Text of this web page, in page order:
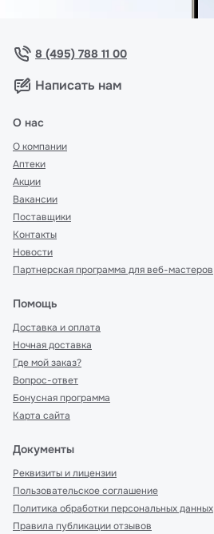
8 (495) 788 11 00
Написать нам
О нас
О компании
Аптеки
Акции
Вакансии
Поставщики
Контакты
Новости
Партнерская программа для веб-мастеров
Помощь
Доставка и оплата
Ночная доставка
Где мой заказ?
Вопрос-ответ
Бонусная программа
Карта сайта
Документы
Реквизиты и лицензии
Пользовательское соглашение
Политика обработки персональных данных
Правила публикации отзывов